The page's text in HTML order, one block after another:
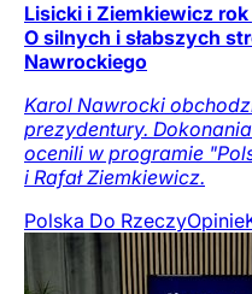
Lisicki i Ziemkiewicz
O silnych i słabszych
Nawrockiego
Karol Nawrocki
prezydentury.
ocenili w programie
i Rafał Ziemkiewicz.
Polska Do RzeczyOpinie